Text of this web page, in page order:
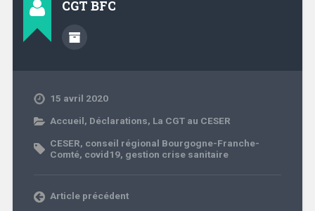
CGT BFC
15 avril 2020
Accueil, Déclarations, La CGT au CESER
CESER, conseil régional Bourgogne-Franche-
Comté, covid19, gestion crise sanitaire
Article précédent